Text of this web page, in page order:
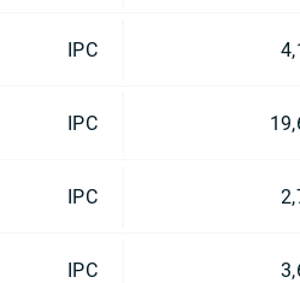
IPC
IPC
IPC
IPC